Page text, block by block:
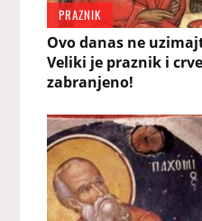
PRAZNIK
Ovo danas ne
Veliki je praznik i
zabranjeno!